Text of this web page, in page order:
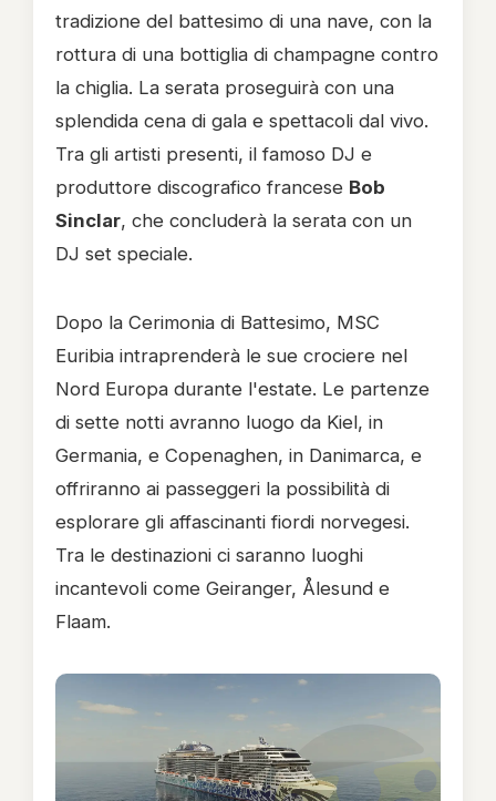
tradizione del battesimo di una nave, con la
rottura di una bottiglia di champagne contro
la chiglia. La serata proseguirà con una
splendida cena di gala e spettacoli dal vivo.
Tra gli artisti presenti, il famoso DJ e
produttore discografico francese Bob
Sinclar, che concluderà la serata con un
DJ set speciale.
Dopo la Cerimonia di Battesimo, MSC
Euribia intraprenderà le sue crociere nel
Nord Europa durante l'estate. Le partenze
di sette notti avranno luogo da Kiel, in
Germania, e Copenaghen, in Danimarca, e
offriranno ai passeggeri la possibilità di
esplorare gli affascinanti fiordi norvegesi.
Tra le destinazioni ci saranno luoghi
incantevoli come Geiranger, Ålesund e
Flaam.